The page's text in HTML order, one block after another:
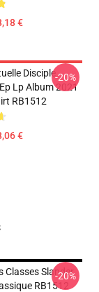
€
Disciple
Lp Album 2021
RB1512
€
-20%
Classes Slander
RB1512
-20%